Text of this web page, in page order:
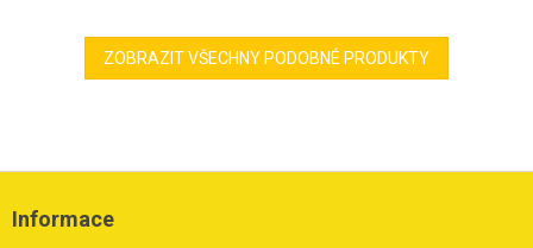
ZOBRAZIT VŠECHNY PODOBNÉ PRODUKTY
Informace